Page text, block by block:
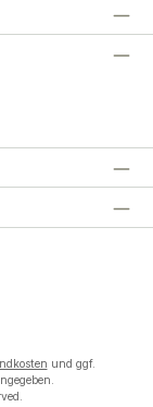
und ggf.